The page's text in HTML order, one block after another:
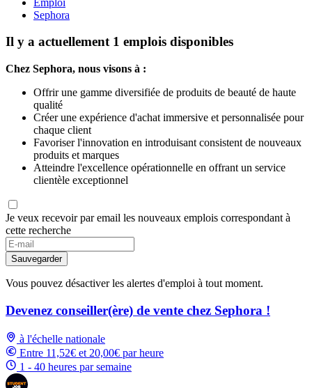
Sephora
Il y a actuellement 1 emplois disponibles
Chez Sephora, nous visons à :
Offrir une gamme diversifiée de produits de beauté de haute
qualité
Créer une expérience d'achat immersive et personnalisée pour
chaque client
Favoriser l'innovation en introduisant consistent de nouveaux
produits et marques
Atteindre l'excellence opérationnelle en offrant un service
clientèle exceptionnel
Je veux recevoir par email les nouveaux emplois correspondant à
cette recherche
Sauvegarder
Vous pouvez désactiver les alertes d'emploi à tout moment.
Devenez conseiller(ère) de vente chez Sephora !
à l'échelle nationale
Entre 11,52€ et 20,00€ par heure
1 - 40 heures par semaine